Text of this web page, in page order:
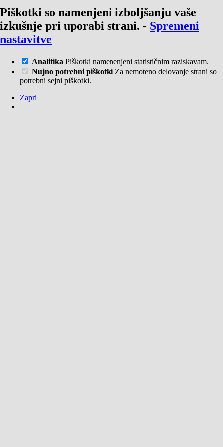
Piškotki so namenjeni izboljšanju vaše
izkušnje pri uporabi strani. - Spremeni
nastavitve
Analitika Piškotki namenenjeni statističnim raziskavam.
Nujno potrebni piškotki Za nemoteno delovanje strani so
potrebni sejni piškotki.
Zapri